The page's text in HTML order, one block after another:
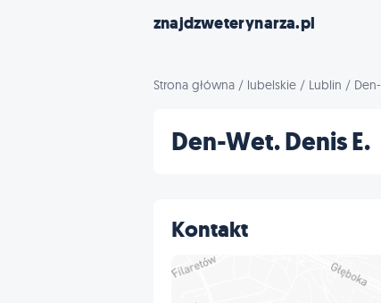
znajdzweterynarza.pl
Strona główna / lubelskie / Lublin /
Den-Wet. Denis E.
Kontakt